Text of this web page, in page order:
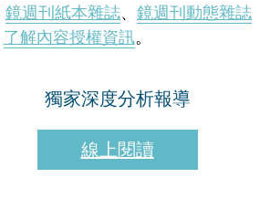
鏡週刊紙本雜誌、 鏡週刊動態雜誌
了解內容授權資訊。
獨家深度分析報導
線上閱讀